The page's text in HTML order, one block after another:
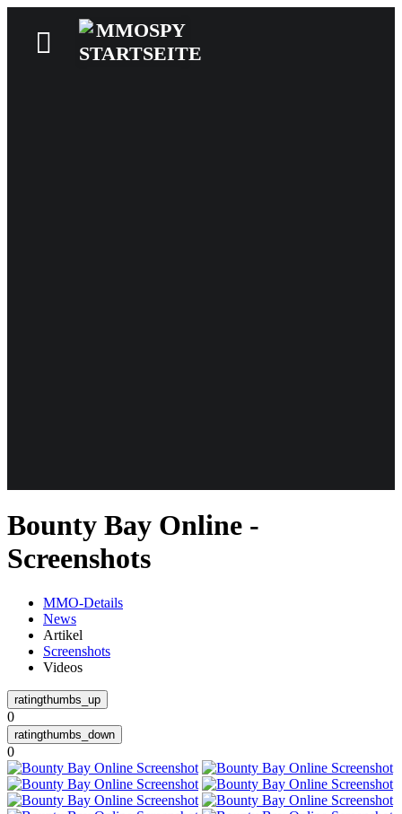
Bounty Bay Online -
Screenshots
MMO-Details
News
Artikel
Screenshots
Videos
0
0